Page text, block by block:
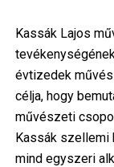
Kassák Lajos
évtizedek
célja, hogy
művészeti
Kassák szellemi
mind egyszeri